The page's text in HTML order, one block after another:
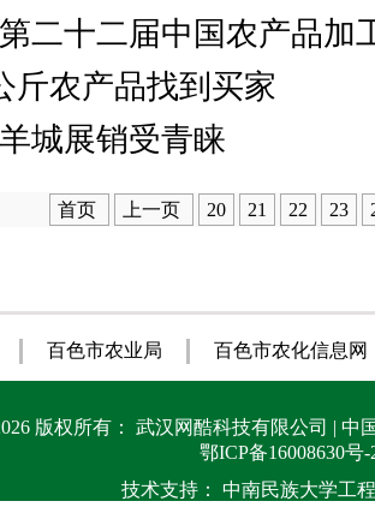
二十二届中国农产品加
斤农产品找到买家
城展销受青睐
首页 上一页 20 21 22 23
百色市农业局 百色市农化信息网
版权所有： 武汉网酷科技有限公司 | 中
鄂ICP备16008630号-
技术支持：
中南民族大学工